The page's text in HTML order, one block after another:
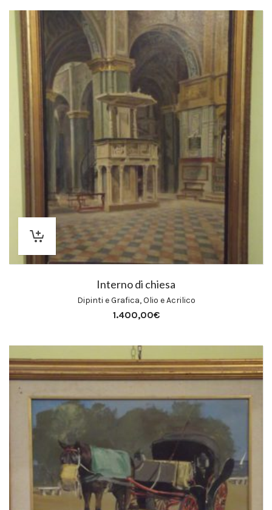
Interno di chiesa
Dipinti e Grafica,Olio e Acrilico
1.400,00€